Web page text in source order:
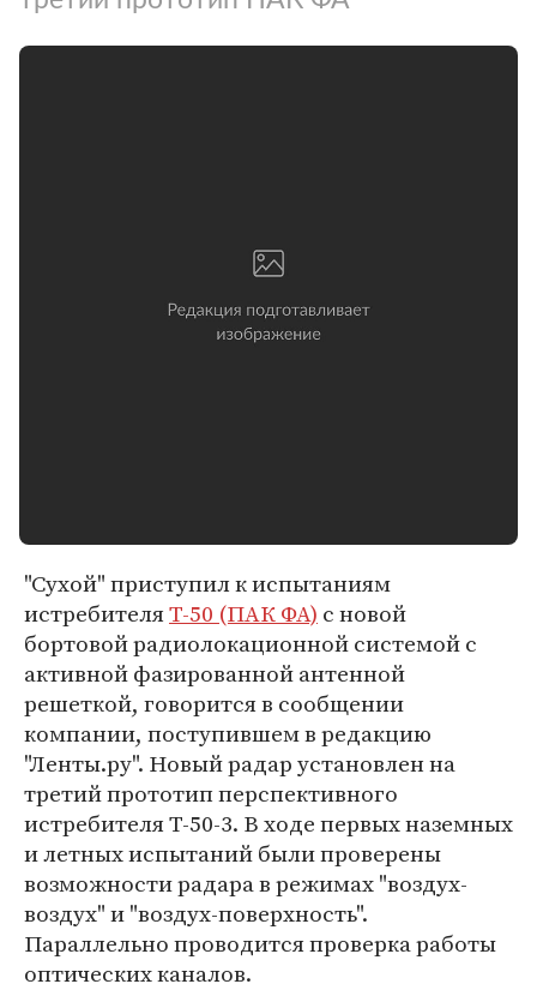
"Сухой" приступил к испытаниям
истребителяТ-50 (ПАК ФА) с новой
бортовой радиолокационной системой с
активной фазированной антенной
решеткой, говорится в сообщении
компании, поступившем в редакцию
"Ленты.ру". Новый радар установлен на
третий прототип перспективного
истребителя Т-50-3. В ходе первых наземных
и летных испытаний были проверены
возможности радара в режимах "воздух-
воздух" и "воздух-поверхность".
Параллельно проводится проверка работы
оптических каналов.